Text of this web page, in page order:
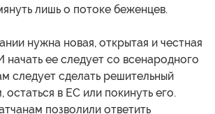
лишь о потоке беженцев.
нужна новая, открытая и честная
начать ее следует со всенародного
следует сделать решительный
в ЕС или покинуть его.
позволили ответить